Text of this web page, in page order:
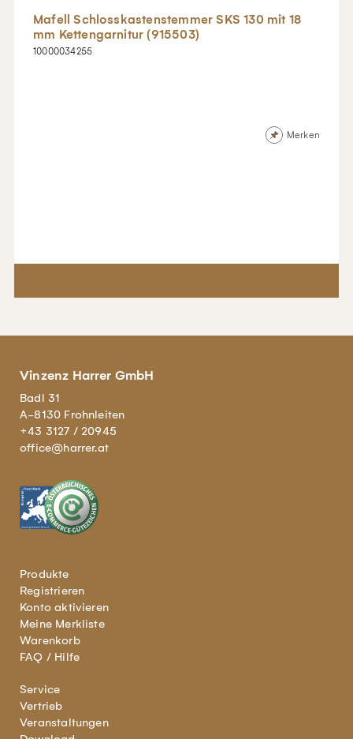
Mafell Schlosskastenstemmer SKS 130 mit 18
mm Kettengarnitur (915503)
10000034255
Merken
Vinzenz Harrer GmbH
Badl 31
A-8130 Frohnleiten
+43 3127 / 20945
office@harrer.at
Produkte
Registrieren
Konto aktivieren
Meine Merkliste
Warenkorb
FAQ / Hilfe
Service
Vertrieb
Veranstaltungen